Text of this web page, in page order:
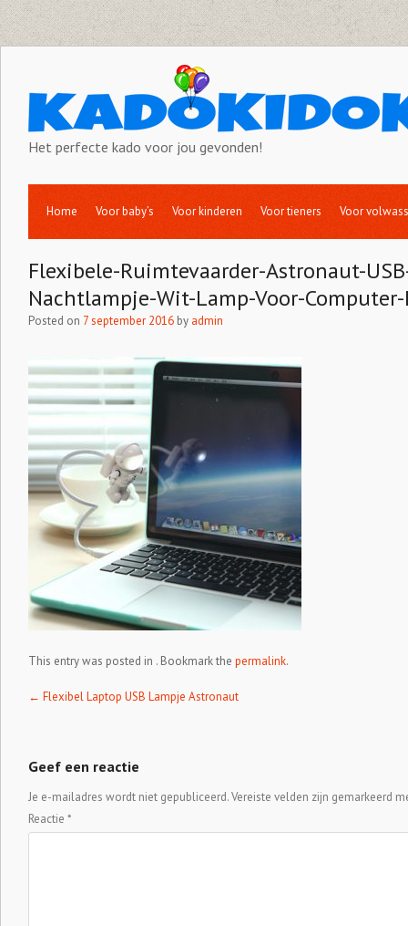
Het perfecte kado voor jou gevonden!
Home Voor baby’s Voor kinderen Voor tieners Voor
Flexibele-Ruimtevaarder-Astronaut-
Nachtlampje-Wit-Lamp-Voor-
Posted on 7 september 2016 by admin
This entry was posted in . Bookmark the permalink.
Post navigation
← Flexibel Laptop USB Lampje Astronaut
Geef een reactie
Je e-mailadres wordt niet gepubliceerd.Vereiste velden zijn gemarkeerd
Reactie *